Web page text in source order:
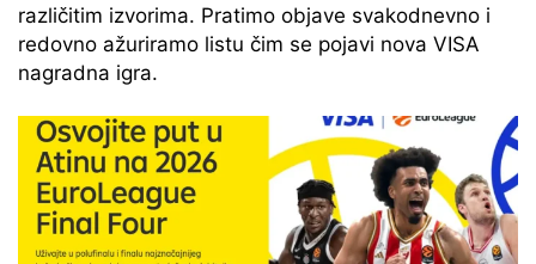
različitim izvorima. Pratimo objave svakodnevno i
redovno ažuriramo listu čim se pojavi nova VISA
nagradna igra.